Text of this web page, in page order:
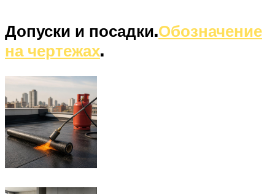
Допуски и посадки.Обозначение
на чертежах.